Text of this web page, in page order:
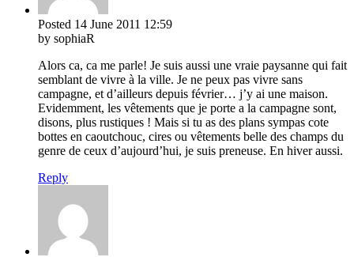
Posted 14 June 2011 12:59
by sophiaR
Alors ca, ca me parle! Je suis aussi une vraie paysanne qui fait
semblant de vivre à la ville. Je ne peux pas vivre sans
campagne, et d’ailleurs depuis février… j’y ai une maison.
Evidemment, les vêtements que je porte a la campagne sont,
disons, plus rustiques ! Mais si tu as des plans sympas cote
bottes en caoutchouc, cires ou vêtements belle des champs du
genre de ceux d’aujourd’hui, je suis preneuse. En hiver aussi.
Reply